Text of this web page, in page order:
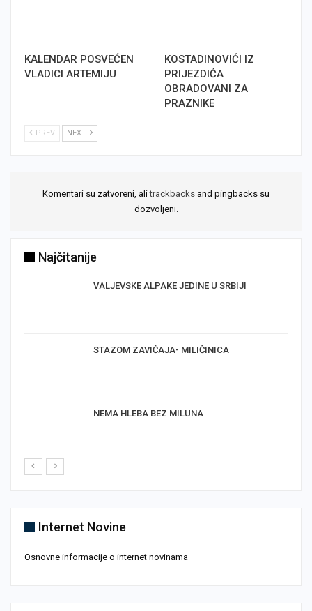
KALENDAR POSVEĆEN
VLADICI ARTEMIJU
KOSTADINOVIĆI IZ
PRIJEZDIĆA
OBRADOVANI ZA
PRAZNIKE
PREV NEXT
Komentari su zatvoreni, alitrackbacks and pingbacks su
dozvoljeni.
Najčitanije
VALJEVSKE ALPAKE JEDINE U SRBIJI
STAZOM ZAVIČAJA- MILIČINICA
NEMA HLEBA BEZ MILUNA
Internet Novine
Osnovne informacije o internet novinama